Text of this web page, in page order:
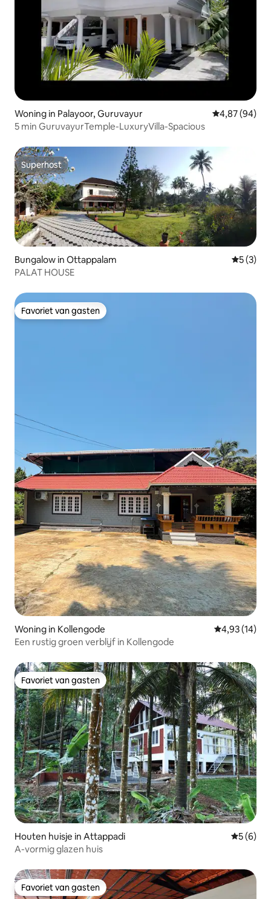
Woning in Palayoor, Guruvayur Gemiddelde
4,87 (94)
5 min GuruvayurTemple-LuxuryVilla-Spacious
Superhost
Superhost
Bungalow in Ottappalam
5 (3)
PALAT HOUSE
Favoriet van gasten
Favoriet van gasten
Woning in Kollengode Gemiddelde
4,93 (14)
Een rustig groen verblijf in Kollengode
Favoriet van gasten
Favoriet van gasten
Houten huisje in Attappadi
5 (6)
A-vormig glazen huis
Favoriet van gasten
Favoriet van gasten